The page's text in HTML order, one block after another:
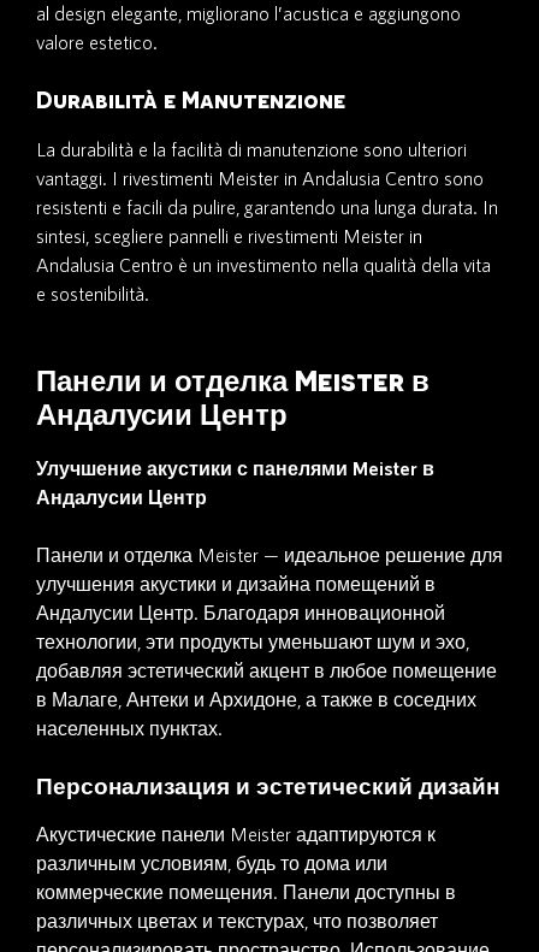
al design elegante, migliorano l’acustica e aggiungono
valore estetico.
Durabilità e Manutenzione
La durabilità e la facilità di manutenzione sono ulteriori
vantaggi. I rivestimenti Meister in Andalusia Centro sono
resistenti e facili da pulire, garantendo una lunga durata. In
sintesi, scegliere pannelli e rivestimenti Meister in
Andalusia Centro è un investimento nella qualità della vita
e sostenibilità.
Панели и отделка Meister в
Андалусии Центр
Улучшение акустики с панелями Meister в
Андалусии Центр
Панели и отделка Meister — идеальное решение для
улучшения акустики и дизайна помещений в
Андалусии Центр. Благодаря инновационной
технологии, эти продукты уменьшают шум и эхо,
добавляя эстетический акцент в любое помещение
в Малаге, Антеки и Архидоне, а также в соседних
населенных пунктах.
Персонализация и эстетический дизайн
Акустические панели Meister адаптируются к
различным условиям, будь то дома или
коммерческие помещения. Панели доступны в
различных цветах и текстурах, что позволяет